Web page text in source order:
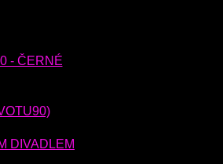
- ČERNÉ
DIVADLEM